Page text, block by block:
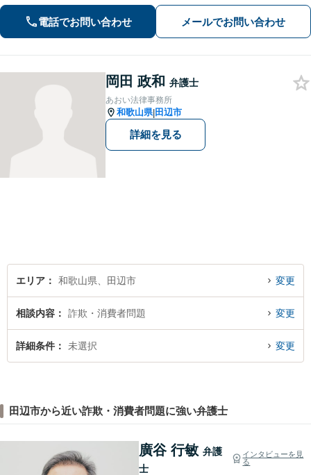
面への配慮も大切に【交通事故】示談
交渉の豊富な経験を活かし、賠償金の
増額を目指します【相続問題】不動産
電話でお問い合わせ メールでお問い合わせ
岡田 政和 弁護士
あおい法律事務所
和歌山県|田辺市
詳細を見る
エリア 和歌山県、田辺市 変更
相談内容 詐欺・消費者問題 変更
詳細条件 未選択 変更
田辺市から近い詐欺・消費者問題に強い弁護士
廣谷 行敏 弁護
士
インタビューを見
る